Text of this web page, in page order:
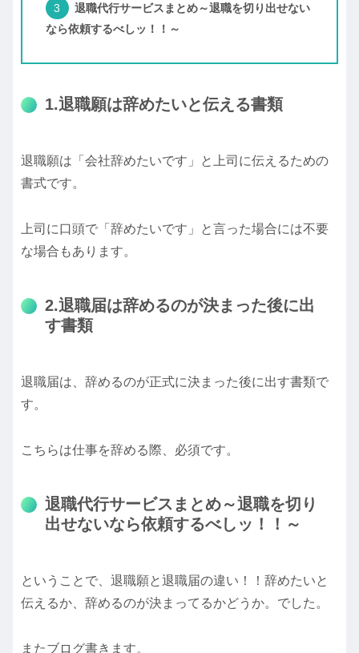
退職代行サービスまとめ～退職を切り出せない
なら依頼するべしッ！！～
1.退職願は辞めたいと伝える書類
退職願は「会社辞めたいです」と上司に伝えるための
書式です。
上司に口頭で「辞めたいです」と言った場合には不要
な場合もあります。
2.退職届は辞めるのが決まった後に出
す書類
退職届は、辞めるのが正式に決まった後に出す書類で
す。
こちらは仕事を辞める際、必須です。
退職代行サービスまとめ～退職を切り
出せないなら依頼するべしッ！！～
ということで、退職願と退職届の違い！！辞めたいと
伝えるか、辞めるのが決まってるかどうか。でした。
またブログ書きます。